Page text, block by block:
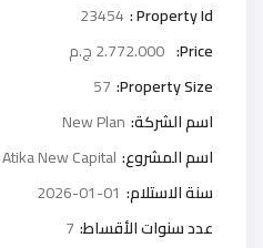
Property Id :
23454
Price: 2.772.000 ج.م
Property Size:
57
اسم الشركة: New Plan
اسم المشروع: Atika New Capital
سنة الاستلام: 2026-01-01
عدد سنوات الأقساط: 7